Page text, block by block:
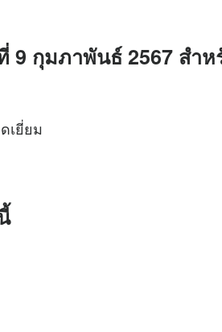
9 กุมภาพันธ์ 2567 สำ
เยี่ยม